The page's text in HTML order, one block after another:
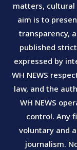
matters, cultural
aim is to
transparency,
published
expressed by
WH NEWS
law, and the
WH NEWS
control. Any
voluntary and
journalism.